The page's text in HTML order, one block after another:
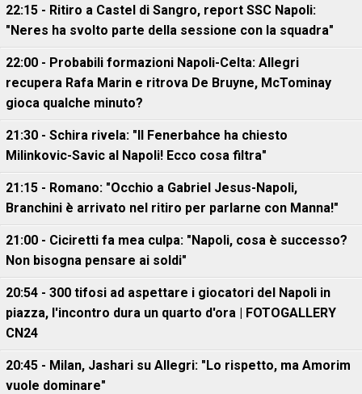
22:15 - Ritiro a Castel di Sangro, report SSC Napoli:
"Neres ha svolto parte della sessione con la squadra"
22:00 - Probabili formazioni Napoli-Celta: Allegri
recupera Rafa Marin e ritrova De Bruyne, McTominay
gioca qualche minuto?
21:30 - Schira rivela: "Il Fenerbahce ha chiesto
Milinkovic-Savic al Napoli! Ecco cosa filtra"
21:15 - Romano: "Occhio a Gabriel Jesus-Napoli,
Branchini è arrivato nel ritiro per parlarne con Manna!"
21:00 - Ciciretti fa mea culpa: "Napoli, cosa è successo?
Non bisogna pensare ai soldi"
20:54 - 300 tifosi ad aspettare i giocatori del Napoli in
piazza, l'incontro dura un quarto d'ora | FOTOGALLERY
CN24
20:45 - Milan, Jashari su Allegri: "Lo rispetto, ma Amorim
vuole dominare"